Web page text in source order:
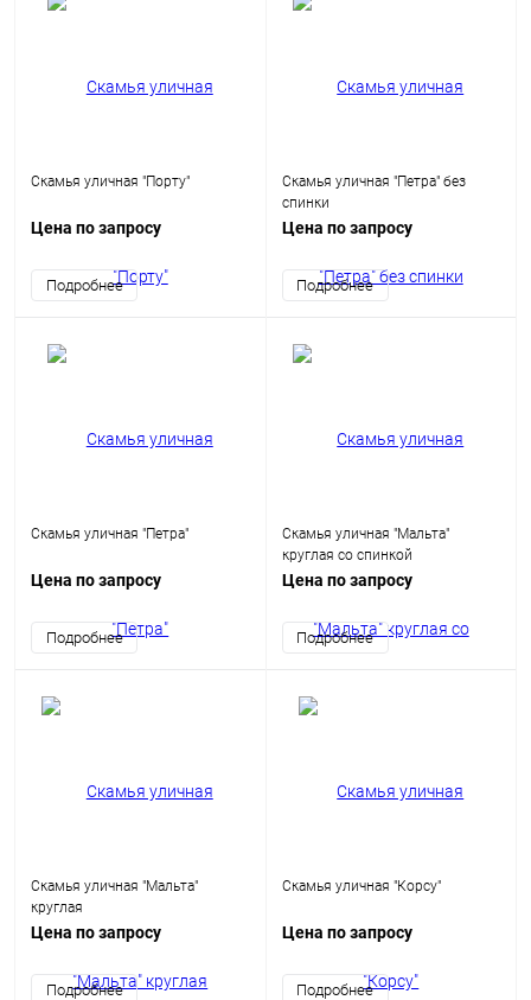
Скамья уличная "Порту"
Цена по запросу
Подробнее
Скамья уличная "Петра" без
спинки
Цена по запросу
Подробнее
Скамья уличная "Петра"
Цена по запросу
Подробнее
Скамья уличная "Мальта"
круглая со спинкой
Цена по запросу
Подробнее
Скамья уличная "Мальта"
круглая
Цена по запросу
Подробнее
Скамья уличная "Корсу"
Цена по запросу
Подробнее